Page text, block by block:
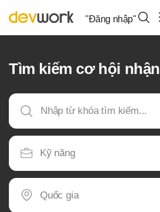
"Đăng nhập"
Tìm kiếm cơ hội